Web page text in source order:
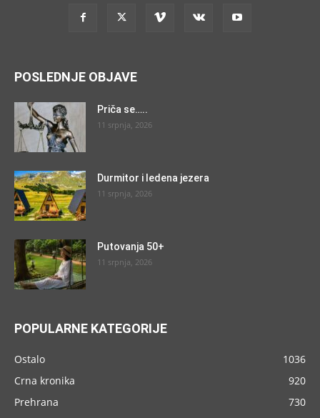
POSLEDNJE OBJAVE
Priča se…..
11 srpnja, 2026
Durmitor i ledena jezera
11 srpnja, 2026
Putovanja 50+
11 srpnja, 2026
POPULARNE KATEGORIJE
Ostalo
1036
Crna kronika
920
Prehrana
730